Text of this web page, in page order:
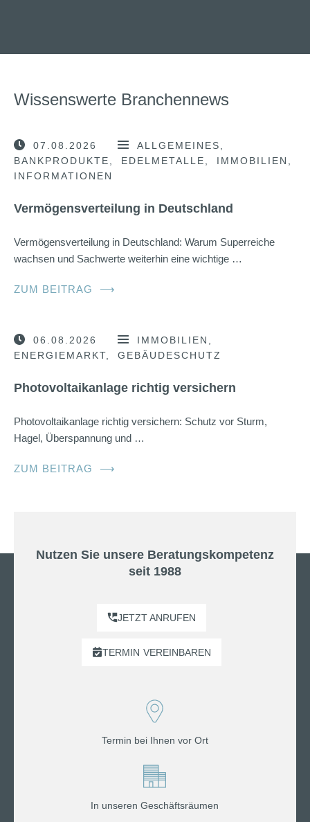
Wissenswerte Branchennews
07.08.2026
ALLGEMEINES
BANKPRODUKTE
EDELMETALLE
IMMOBILIEN
INFORMATIONEN
Vermögensverteilung in Deutschland
Vermögensverteilung in Deutschland: Warum Superreiche
wachsen und Sachwerte weiterhin eine wichtige …
ZUM BEITRAG ⟶
06.08.2026
IMMOBILIEN
ENERGIEMARKT
GEBÄUDESCHUTZ
Photovoltaikanlage richtig versichern
Photovoltaikanlage richtig versichern: Schutz vor Sturm,
Hagel, Überspannung und …
ZUM BEITRAG ⟶
Nutzen Sie unsere Beratungskompetenz
seit 1988
JETZT ANRUFEN
TERMIN VEREINBAREN
Termin bei Ihnen vor Ort
In unseren Geschäftsräumen